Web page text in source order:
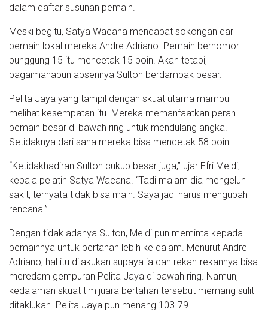
dalam daftar susunan pemain.
Meski begitu, Satya Wacana mendapat sokongan dari
pemain lokal mereka Andre Adriano. Pemain bernomor
punggung 15 itu mencetak 15 poin. Akan tetapi,
bagaimanapun absennya Sulton berdampak besar.
Pelita Jaya yang tampil dengan skuat utama mampu
melihat kesempatan itu. Mereka memanfaatkan peran
pemain besar di bawah ring untuk mendulang angka.
Setidaknya dari sana mereka bisa mencetak 58 poin.
“Ketidakhadiran Sulton cukup besar juga,” ujar Efri Meldi,
kepala pelatih Satya Wacana. “Tadi malam dia mengeluh
sakit, ternyata tidak bisa main. Saya jadi harus mengubah
rencana.”
Dengan tidak adanya Sulton, Meldi pun meminta kepada
pemainnya untuk bertahan lebih ke dalam. Menurut Andre
Adriano, hal itu dilakukan supaya ia dan rekan-rekannya bisa
meredam gempuran Pelita Jaya di bawah ring. Namun,
kedalaman skuat tim juara bertahan tersebut memang sulit
ditaklukan. Pelita Jaya pun menang 103-79.